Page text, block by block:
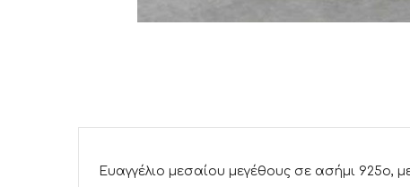
Ευαγγέλιο μεσαίου μεγέθους σε ασήμι